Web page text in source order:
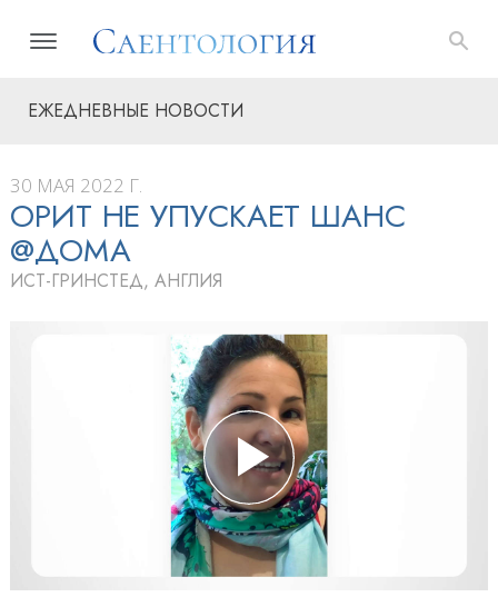
ЕЖЕДНЕВНЫЕ НОВОСТИ
30 МАЯ 2022 Г.
ОРИТ НЕ УПУСКАЕТ ШАНС
@ДОМА
ИСТ-ГРИНСТЕД, АНГЛИЯ